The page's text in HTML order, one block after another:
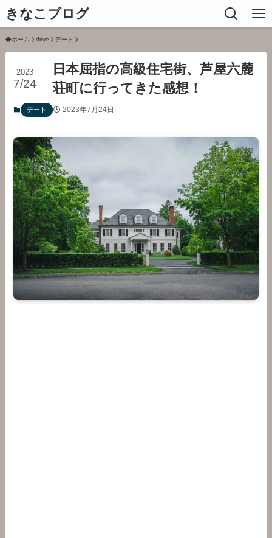
きなこブログ
ホーム drive デート
日本屈指の高級住宅街、芦屋六麓
荘町に行ってきた感想！
2023
7/24
デート 2023年7月24日